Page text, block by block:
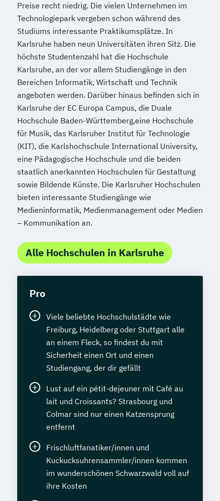
Preise recht niedrig. Die vielen Unternehmen im
Technologiepark vergeben schon während des
Studiums interessante Praktikumsplätze. In
Karlsruhe haben neun Universitäten ihren Sitz. Die
höchste Studentenzahl hat die Hochschule
Karlsruhe, an der vor allem Studiengänge in den
Bereichen Informatik, Wirtschaft und Technik
angeboten werden. Darüber hinaus befinden sich in
Karlsruhe der EC Europa Campus, die Duale
Hochschule Baden-Württemberg,eine Hochschule
für Musik, das Karlsruher Institut für Technologie
(KIT), die Karlshochschule International University,
eine Pädagogische Hochschule und die beiden
staatlich anerkannten Hochschulen für Gestaltung
sowie Bildende Künste. Die Karlsruher Hochschulen
bieten interessante Studiengänge wie
Medieninformatik, Medienmanagement oder Medien
– Kommunikation an.
Alle Hochschulen in Karlsruhe
Pro
Viele beliebte Hochschulstädte wie
Freiburg, Heidelberg oder Stuttgart alle
an einem Fleck, so findest du mit
Sicherheit einen Ort und einen
Studiengang, der dir gefällt
Lust auf ein pétit-dejeuner mit Café au
lait und Croissants? Strasbourg und
Colmar sind nur einen Katzensprung
entfernt
Frischluftfanatiker/innen und
Kuckucksuhrensammler/innen kommen
im wunderschönen Schwarzwald voll auf
ihre Kosten